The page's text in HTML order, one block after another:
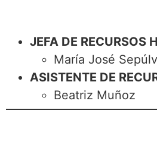
JEFA DE RECURSOS
María José
ASISTENTE DE
Beatriz Muñoz